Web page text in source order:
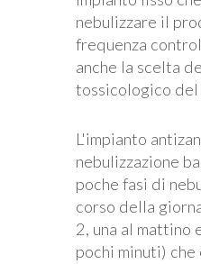
nebulizzare il
frequenza
anche la scelta
tossicologico
L'impianto
nebulizzazione
poche fasi di
corso della
2, una al mattino
pochi minuti) che